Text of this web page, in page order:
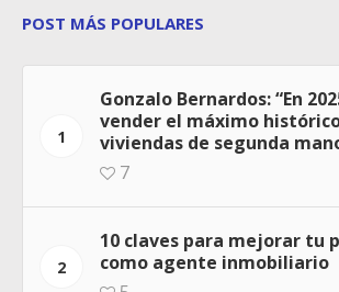
POST MÁS POPULARES
1
Gonzalo Bernardos: “En
vender el máximo
viviendas de segunda
7
2
10 claves para mejorar tu
como agente inmobiliario